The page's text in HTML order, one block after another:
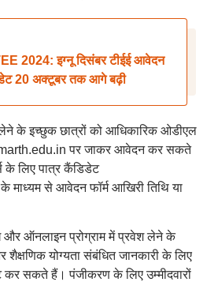
2024: इग्नू दिसंबर टीईई आवेदन
20 अक्टूबर तक आगे बढ़ी
के इच्छुक छात्रों को आधिकारिक ओडीएल
पर जाकर आवेदन कर सकते
के लिए पात्र कैंडिडेट
से आवेदन फॉर्म आखिरी तिथि या
और ऑनलाइन प्रोग्राम में प्रवेश लेने के
शैक्षणिक योग्यता संबंधित जानकारी के लिए
कर सकते हैं। पंजीकरण के लिए उम्मीदवारों